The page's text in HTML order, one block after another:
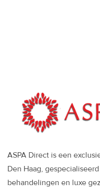
ASPA Direct is een
Den Haag,
behandelingen en luxe